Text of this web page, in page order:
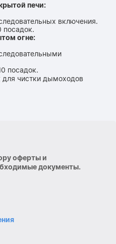
печи:
включения.
посадок.
огне:
посадок.
оферты и
документы.